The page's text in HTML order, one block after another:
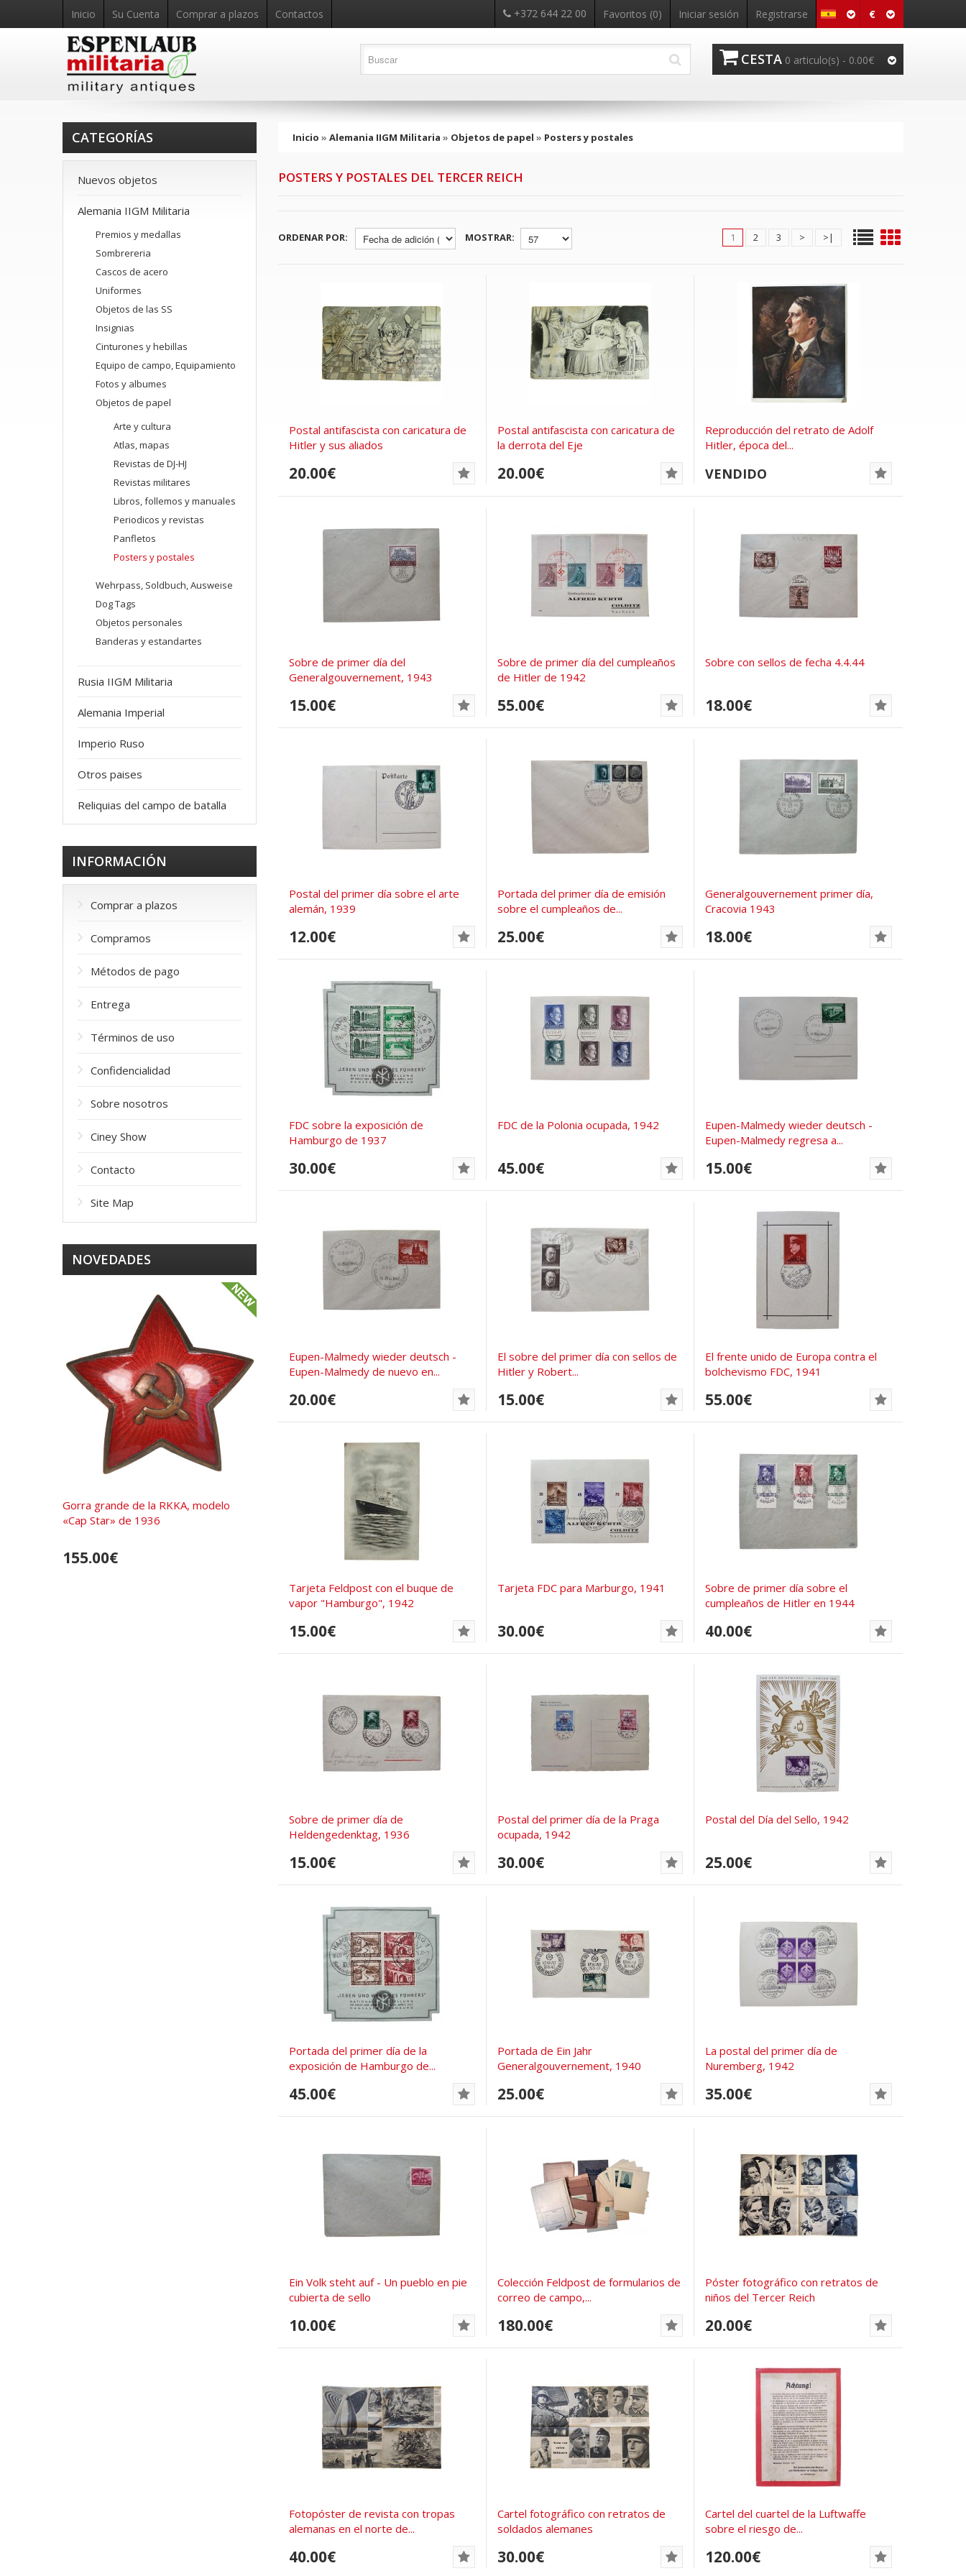
€
Inicio Su Cuenta Comprar a plazos Contactos +372 644 22 00 Favoritos (0) Iniciar sesión Registrarse
CESTA 0 articulo(s) - 0.00€
Inicio » Alemania IIGM Militaria » Objetos de papel » Posters y postales
POSTERS Y POSTALES DEL TERCER REICH
ORDENAR POR: MOSTRAR: 1 2 3 > >|
Postal antifascista con caricatura de
Hitler y sus aliados
20.00€
Postal antifascista con caricatura de
la derrota del Eje
20.00€
Reproducción del retrato de Adolf
Hitler, época del...
VENDIDO
Sobre de primer día del
Generalgouvernement, 1943
15.00€
Sobre de primer día del cumpleaños
de Hitler de 1942
55.00€
Sobre con sellos de fecha 4.4.44
18.00€
Postal del primer día sobre el arte
alemán, 1939
12.00€
Portada del primer día de emisión
sobre el cumpleaños de...
25.00€
Generalgouvernement primer día,
Cracovia 1943
18.00€
FDC sobre la exposición de
Hamburgo de 1937
30.00€
FDC de la Polonia ocupada, 1942
45.00€
Eupen-Malmedy wieder deutsch -
Eupen-Malmedy regresa a...
15.00€
Eupen-Malmedy wieder deutsch -
Eupen-Malmedy de nuevo en...
20.00€
El sobre del primer día con sellos de
Hitler y Robert...
15.00€
El frente unido de Europa contra el
bolchevismo FDC, 1941
55.00€
Tarjeta Feldpost con el buque de
vapor "Hamburgo", 1942
15.00€
Tarjeta FDC para Marburgo, 1941
30.00€
Sobre de primer día sobre el
cumpleaños de Hitler en 1944
40.00€
Sobre de primer día de
Heldengedenktag, 1936
15.00€
Postal del primer día de la Praga
ocupada, 1942
30.00€
Postal del Día del Sello, 1942
25.00€
Portada del primer día de la
exposición de Hamburgo de...
45.00€
Portada de Ein Jahr
Generalgouvernement, 1940
25.00€
La postal del primer día de
Nuremberg, 1942
35.00€
Ein Volk steht auf - Un pueblo en pie
cubierta de sello
10.00€
Colección Feldpost de formularios de
correo de campo,...
180.00€
Póster fotográfico con retratos de
niños del Tercer Reich
20.00€
Fotopóster de revista con tropas
alemanas en el norte de...
40.00€
Cartel fotográfico con retratos de
soldados alemanes
30.00€
Cartel del cuartel de la Luftwaffe
sobre el riesgo de...
120.00€
CATEGORÍAS
Nuevos objetos
Alemania IIGM Militaria
Premios y medallas
Sombrereria
Cascos de acero
Uniformes
Objetos de las SS
Insignias
Cinturones y hebillas
Equipo de campo, Equipamiento
Fotos y albumes
Objetos de papel
Arte y cultura
Atlas, mapas
Revistas de DJ-HJ
Revistas militares
Libros, follemos y manuales
Periodicos y revistas
Panfletos
Posters y postales
Wehrpass, Soldbuch, Ausweise
Dog Tags
Objetos personales
Banderas y estandartes
Rusia IIGM Militaria
Alemania Imperial
Imperio Ruso
Otros paises
Reliquias del campo de batalla
INFORMACIÓN
Comprar a plazos
Compramos
Métodos de pago
Entrega
Términos de uso
Confidencialidad
Sobre nosotros
Ciney Show
Contacto
Site Map
NOVEDADES
Gorra grande de la RKKA, modelo
«Cap Star» de 1936
155.00€